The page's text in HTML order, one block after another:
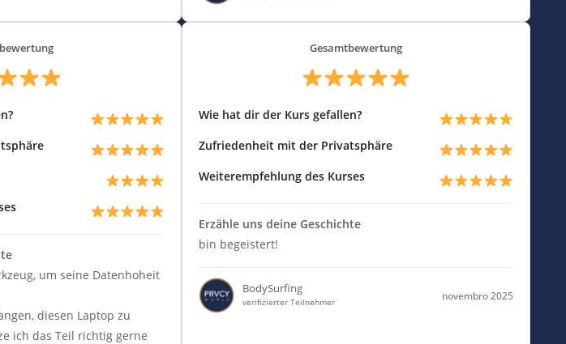
um seine Datenhoheit
diesen Laptop zu
ich das Teil richtig gerne
Gesamtbewertung
Wie hat dir der Kurs gefallen?
Zufriedenheit mit der Privatsphäre
Weiterempfehlung des Kurses
Erzähle uns deine Geschichte
bin begeistert!
BodySurfing
verifizierter Teilnehmer
novembro 2025